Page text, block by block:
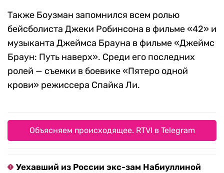
Также Боузман запомнился всем ролью
бейсболиста Джеки Робинсона в фильме «42» и
музыканта Джеймса Брауна в фильме «Джеймс
Браун: Путь наверх». Среди его последних
ролей — съемки в боевике «Пятеро одной
крови» режиссера Спайка Ли.
Объясняем происходящее. RTVI в Telegram
Уехавший из России экс-зам Набиуллиной